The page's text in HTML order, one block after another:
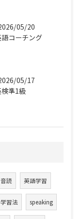
05/20
コーチング
05/17
準1級
音読 英語学習
習法 speaking